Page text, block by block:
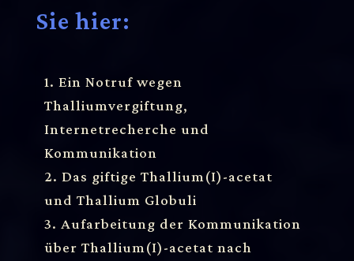
Sie hier:
1. Ein Notruf wegen
Thalliumvergiftung,
Internetrecherche und
Kommunikation
2. Das giftige Thallium(I)-acetat
und Thallium Globuli
3. Aufarbeitung der Kommunikation
über Thallium(I)-acetat nach